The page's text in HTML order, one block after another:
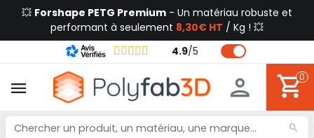
💥 Forshape PETG Premium - Un matériau robuste et
performant à seulement 8,30€ HT / Kg ! 💥
4.9/5
0